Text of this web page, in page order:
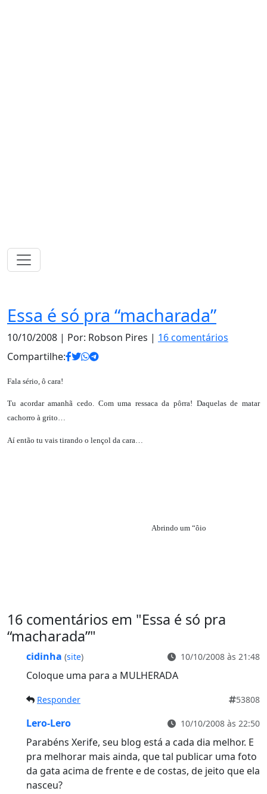
Essa é só pra “macharada”
10/10/2008 | Por: Robson Pires | 16 comentários
Compartilhe:
Fala sério, ô cara!
Tu acordar amanhã cedo. Com uma ressaca da pôrra! Daquelas de matar
cachorro à grito…
Aí então tu vais tirando o lençol da cara…
Abrindo um “ôio
16 comentários em "Essa é só pra
“macharada”"
cidinha (site) 10/10/2008 às 21:48
Coloque uma para a MULHERADA
Responder 53808
Lero-Lero 10/10/2008 às 22:50
Parabéns Xerife, seu blog está a cada dia melhor. E
pra melhorar mais ainda, que tal publicar uma foto
da gata acima de frente e de costas, de jeito que ela
nasceu?